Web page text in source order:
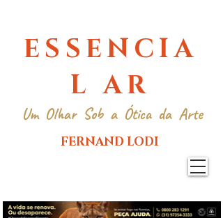
ESSENCIA
L AR
Um Olhar Sob a Ótica da Arte
FERNAND LODI